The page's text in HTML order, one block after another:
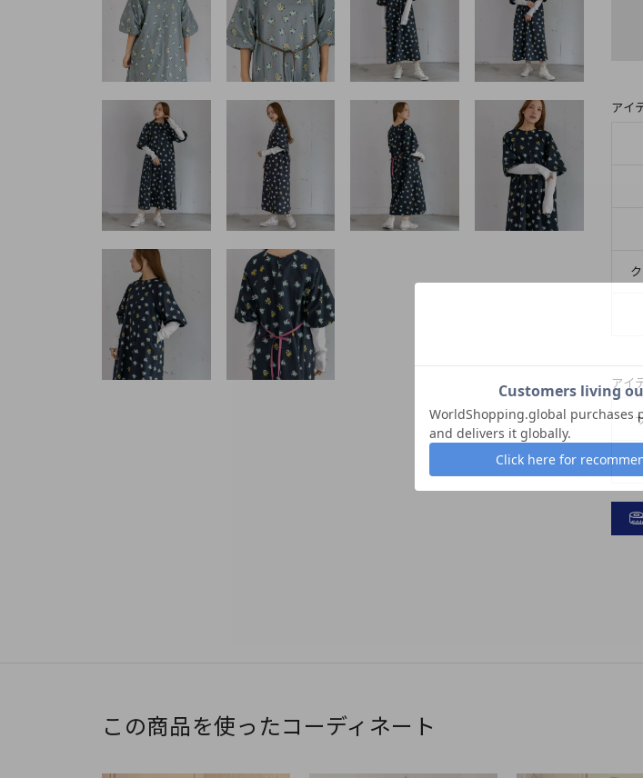
アイ
アイ
この商品を使ったコーディネート